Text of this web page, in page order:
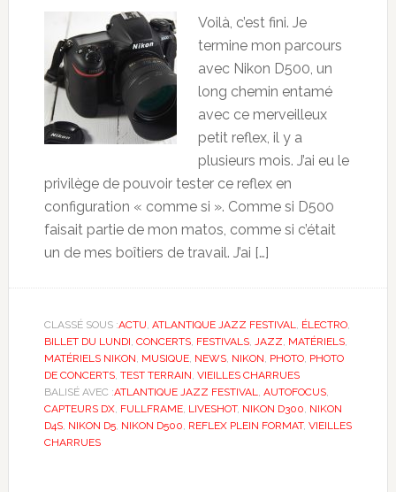
Voilà, c’est fini. Je
termine mon parcours
avec Nikon D500, un
long chemin entamé
avec ce merveilleux
petit reflex, il y a
plusieurs mois. J’ai eu le
privilège de pouvoir tester ce reflex en
configuration « comme si ». Comme si D500
faisait partie de mon matos, comme si c’était
un de mes boîtiers de travail. J’ai […]
CLASSÉ SOUS :ACTU ATLANTIQUE JAZZ FESTIVAL ÉLECTRO,
BILLET DU LUNDI CONCERTS, FESTIVALS, JAZZ MATÉRIELS,
MATÉRIELS NIKON MUSIQUE, NEWS, NIKON PHOTO, PHOTO
DE CONCERTS, TEST TERRAIN VIEILLES CHARRUES
BALISÉ AVEC :ATLANTIQUE JAZZ FESTIVAL AUTOFOCUS,
CAPTEURS DX, FULLFRAME, LIVESHOT, NIKON D300 NIKON
D4S, NIKON D5, NIKON D500 REFLEX PLEIN FORMAT, VIEILLES
CHARRUES